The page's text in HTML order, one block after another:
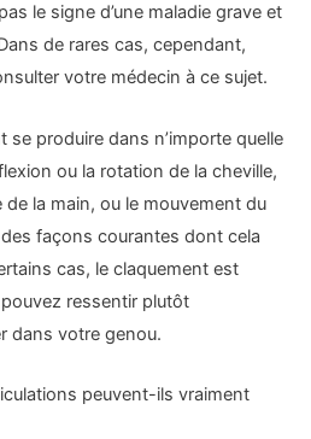
le signe d’une maladie grave et
de rares cas, cependant,
votre médecin à ce sujet.
se produire dans n’importe quelle
ou la rotation de la cheville,
de la main, ou le mouvement du
façons courantes dont cela
cas, le claquement est
ressentir plutôt
dans votre genou.
peuvent-ils vraiment